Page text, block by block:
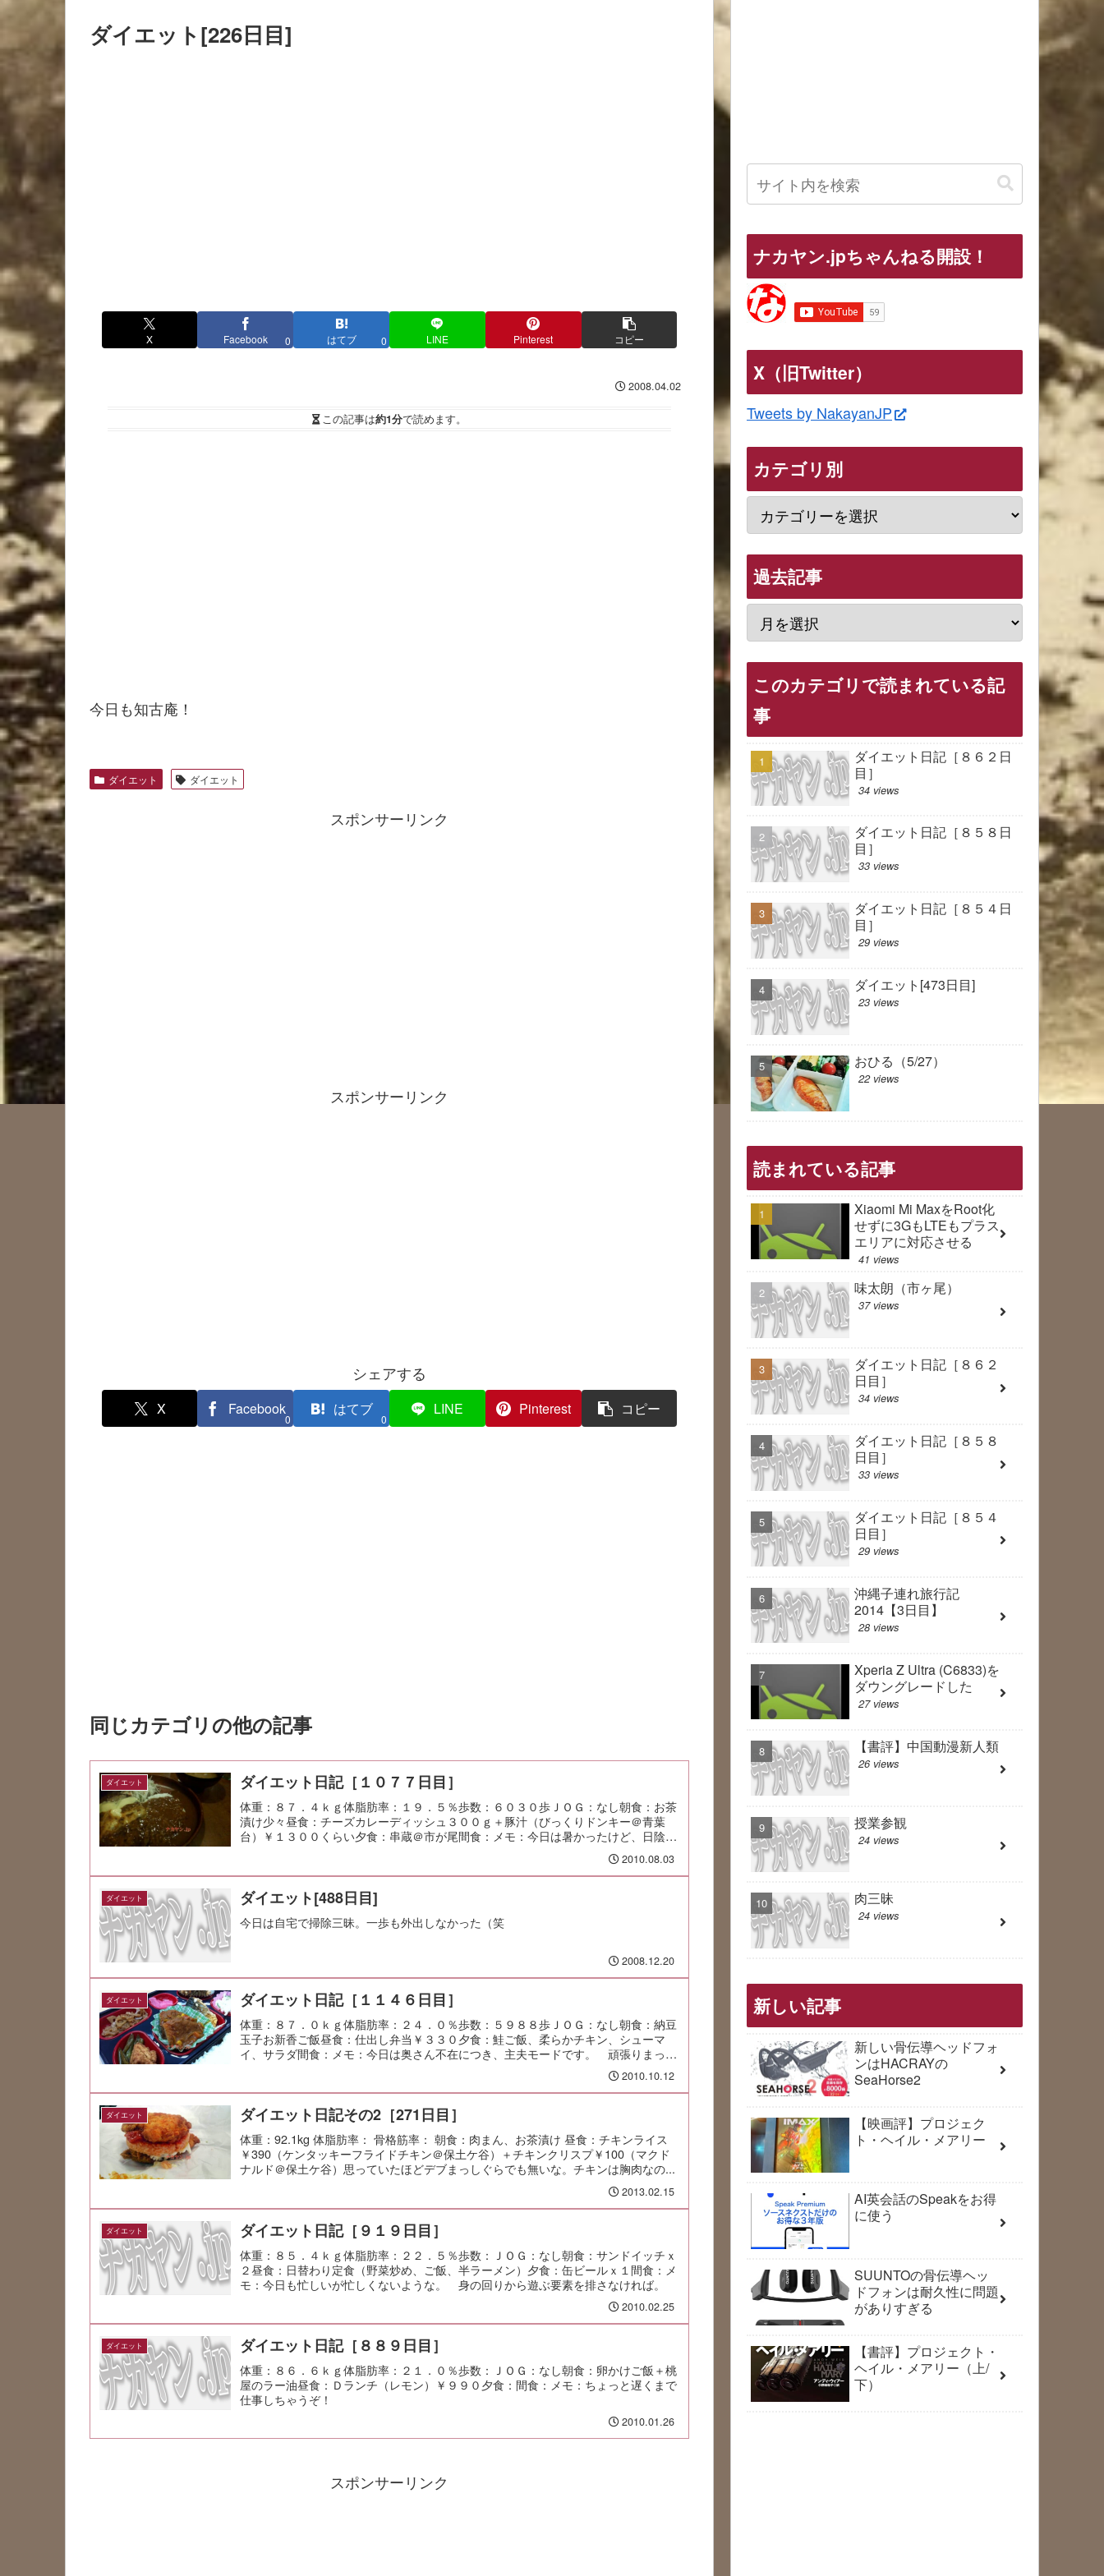
ダイエット[226日目]
X Facebook 0 はてブ 0 LINE Pinterest コピー
2008.04.02
この記事は約1分で読めます。
今日も知古庵！
ダイエット ダイエット
スポンサーリンク
スポンサーリンク
シェアする
X Facebook
0
はてブ
0
LINE Pinterest コピー
同じカテゴリの他の記事
ダイエット ダイエット日記［１０７７日目］
体重：８７．４ｋｇ体脂肪率：１９．５％歩数：６０３０歩ＪＯＧ：なし朝食：お茶
漬け少々昼食：チーズカレーディッシュ３００ｇ＋豚汁（びっくりドンキー＠青葉
台）￥１３００くらい夕食：串蔵＠市が尾間食：メモ：今日は暑かったけど、日陰は
2010.08.03
ダイエット ダイエット[488日目]
今日は自宅で掃除三昧。一歩も外出しなかった（笑
2008.12.20
ダイエット ダイエット日記［１１４６日目］
体重：８７．０ｋｇ体脂肪率：２４．０％歩数：５９８８歩ＪＯＧ：なし朝食：納豆
玉子お新香ご飯昼食：仕出し弁当￥３３０夕食：鮭ご飯、柔らかチキン、シューマ
イ、サラダ間食：メモ：今日は奥さん不在につき、主夫モードです。 頑張りまっ
2010.10.12
ダイエット ダイエット日記その2［271日目］
体重：92.1kg 体脂肪率： 骨格筋率： 朝食：肉まん、お茶漬け 昼食：チキンライス
￥390（ケンタッキーフライドチキン＠保土ケ谷）＋チキンクリスプ￥100（マクド
ナルド＠保土ケ谷）思っていたほどデブまっしぐらでも無いな。チキンは胸肉なの...
2013.02.15
ダイエット ダイエット日記［９１９日目］
体重：８５．４ｋｇ体脂肪率：２２．５％歩数：ＪＯＧ：なし朝食：サンドイッチｘ
２昼食：日替わり定食（野菜炒め、ご飯、半ラーメン）夕食：缶ビールｘ１間食：メ
モ：今日も忙しいが忙しくないような。 身の回りから遊ぶ要素を排さなければ。
2010.02.25
ダイエット ダイエット日記［８８９日目］
体重：８６．６ｋｇ体脂肪率：２１．０％歩数：ＪＯＧ：なし朝食：卵かけご飯＋桃
屋のラー油昼食：Ｄランチ（レモン）￥９９０夕食：間食：メモ：ちょっと遅くまで
仕事しちゃうぞ！
2010.01.26
スポンサーリンク
ナカヤン.jpちゃんねる開設！
X（旧Twitter）
Tweets by NakayanJP
カテゴリ別
過去記事
このカテゴリで読まれている記
事
ダイエット日記［８６２日
目］
34 views
ダイエット日記［８５８日
目］
33 views
ダイエット日記［８５４日
目］
29 views
ダイエット[473日目]
23 views
おひる（5/27）
22 views
読まれている記事
Xiaomi Mi MaxをRoot化
せずに3GもLTEもプラス
エリアに対応させる
41 views
味太朗（市ヶ尾）
37 views
ダイエット日記［８６２
日目］
34 views
ダイエット日記［８５８
日目］
33 views
ダイエット日記［８５４
日目］
29 views
沖縄子連れ旅行記
2014【3日目】
28 views
Xperia Z Ultra (C6833)を
ダウングレードした
27 views
【書評】中国動漫新人類
26 views
授業参観
24 views
肉三昧
24 views
新しい記事
新しい骨伝導ヘッドフォ
ンはHACRAYの
SeaHorse2
【映画評】プロジェク
ト・ヘイル・メアリー
AI英会話のSpeakをお得
に使う
SUUNTOの骨伝導ヘッ
ドフォンは耐久性に問題
がありすぎる
【書評】プロジェクト・
ヘイル・メアリー（上/
下）